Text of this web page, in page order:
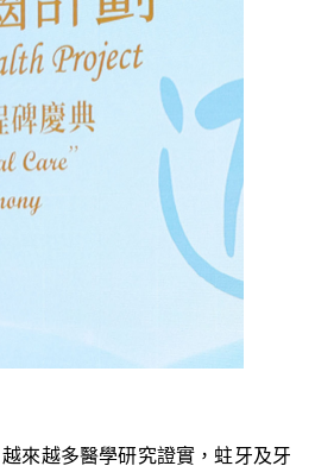
來越多醫學研究證實，蛀牙及牙